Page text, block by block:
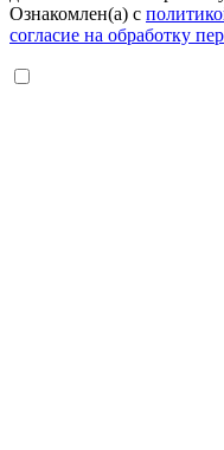
Ознакомлен(а) с
согласие на обработку